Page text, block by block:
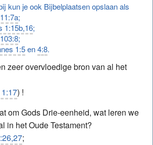
kun je ook Bijbelplaatsen opslaan als
;
1:15b,16;
;
1:5en4:8.
zeer overvloedige bron van al het
) !
om Gods Drie-eenheid, wat leren we
in het Oude Testament?
;